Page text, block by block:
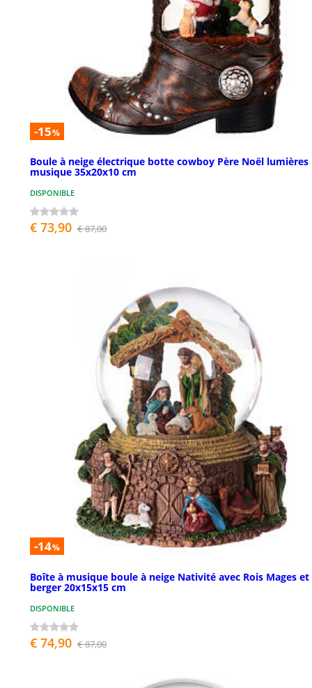
-15%
Boule à neige électrique botte cowboy Père Noël lumières
musique 35x20x10 cm
DISPONIBLE
€ 73,90 € 87,00
-14%
Boîte à musique boule à neige Nativité avec Rois Mages et
berger 20x15x15 cm
DISPONIBLE
€ 74,90 € 87,00